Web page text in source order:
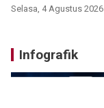
Selasa, 4 Agustus 2026
Infografik